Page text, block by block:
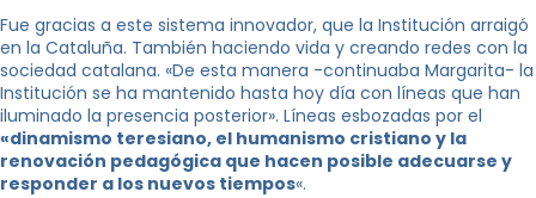
Fue gracias a este sistema innovador, que la Institución arraigó
en la Cataluña. También haciendo vida y creando redes con la
sociedad catalana. «De esta manera -continuaba Margarita- la
Institución se ha mantenido hasta hoy día con líneas que han
iluminado la presencia posterior». Líneas esbozadas por el
«dinamismo teresiano, el humanismo cristiano y la
renovación pedagógica que hacen posible adecuarse y
responder a los nuevos tiempos«.